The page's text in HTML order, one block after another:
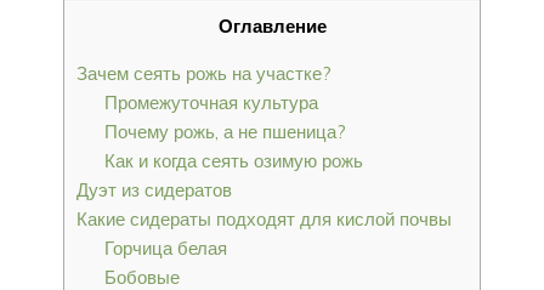
Оглавление
Зачем сеять рожь на участке?
Промежуточная культура
Почему рожь, а не пшеница?
Как и когда сеять озимую рожь
Дуэт из сидератов
Какие сидераты подходят для кислой почвы
Горчица белая
Бобовые